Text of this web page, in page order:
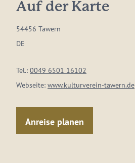
Auf der Karte
54456 Tawern
DE
Tel.: 0049 6501 16102
Webseite: www.kulturverein-tawern.de
Anreise planen